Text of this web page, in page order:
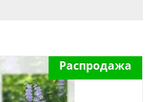
Распродажа